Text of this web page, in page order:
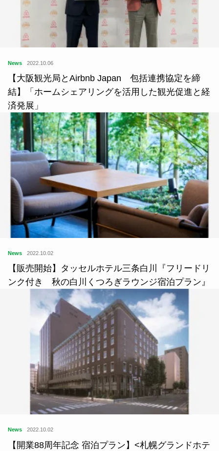
News 2022.10.06
【大阪観光局とAirbnb Japan 包括連携協定を締
結】「ホームシェアリングを活用した観光促進と経
済発展」
News 2022.10.02
【販売開始】タッセルホテル三条白川『フリードリ
ンク付き 秋の白川くつろぎラウンジ宿泊プラン』
News 2022.10.02
【開業88周年記念 宿泊プラン】<札幌グランドホテ